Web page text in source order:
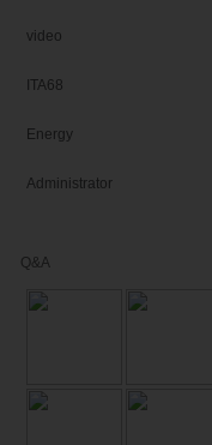
video
ITA68
Energy
Administrator
Q&A